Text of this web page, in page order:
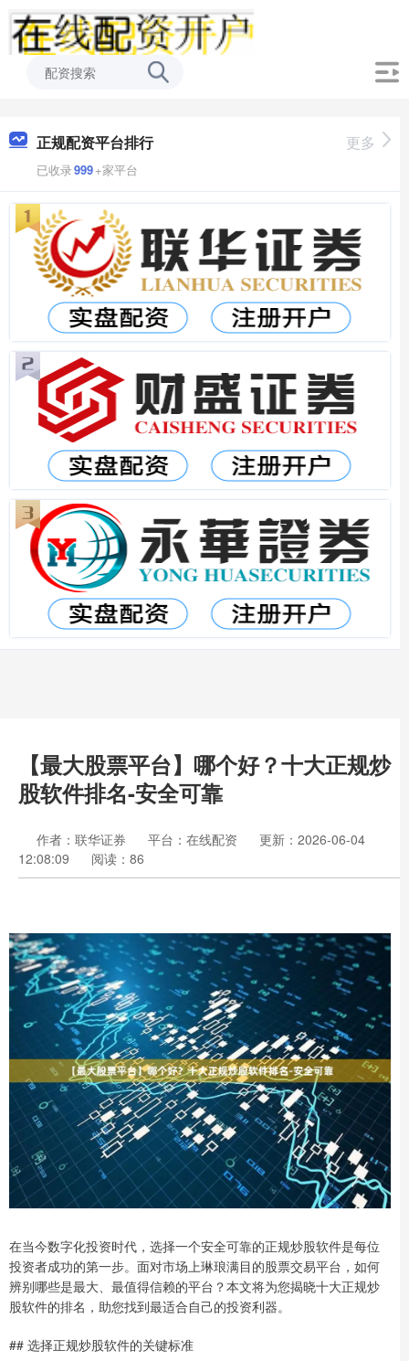
正规配资平台排行
已收录999+家平台
更多
【最大股票平台】哪个好？十大正规炒
股软件排名-安全可靠
作者：联华证券 平台：在线配资
更新：2026-06-04
12:08:09
阅读：86
在当今数字化投资时代，选择一个安全可靠的正规炒股软件是每位
投资者成功的第一步。面对市场上琳琅满目的股票交易平台，如何
辨别哪些是最大、最值得信赖的平台？本文将为您揭晓十大正规炒
股软件的排名，助您找到最适合自己的投资利器。
## 选择正规炒股软件的关键标准